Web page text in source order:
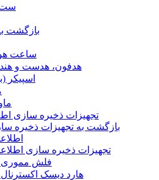
ست
بازگشت
ساعت
هدفون، هدست و
اسپیکر
تجهیزات ذخیره سازی
بازگشت به تجهیزات ذخیره
تجهیزات ذخیره سازی
فلش مموری
هارد دیسک اکسترنال